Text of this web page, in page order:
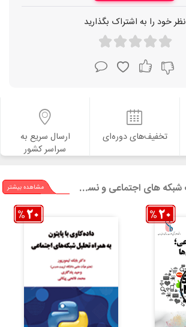
نظر خود را به اشتراک بگذارید
تخفیف‌های دوره‌ای
ارسال سریع به
سراسر کشور
کالاهای مشابه کتاب شبکه های اجتماعی و نسل نوین بازاریابی مشاهده بیشتر